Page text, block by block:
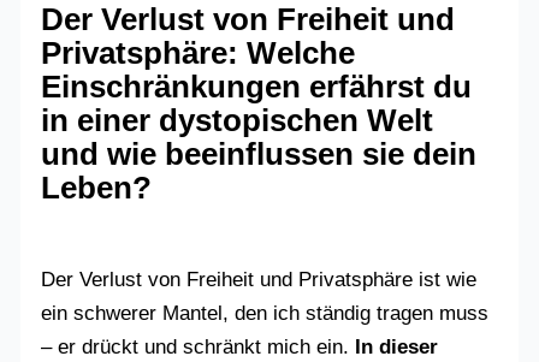
Der Verlust von Freiheit und
Privatsphäre: Welche
Einschränkungen erfährst du
in einer dystopischen Welt
und wie beeinflussen sie dein
Leben?
Der Verlust von Freiheit und Privatsphäre ist wie
ein schwerer Mantel, den ich ständig tragen muss
– er drückt und schränkt mich ein. In dieser